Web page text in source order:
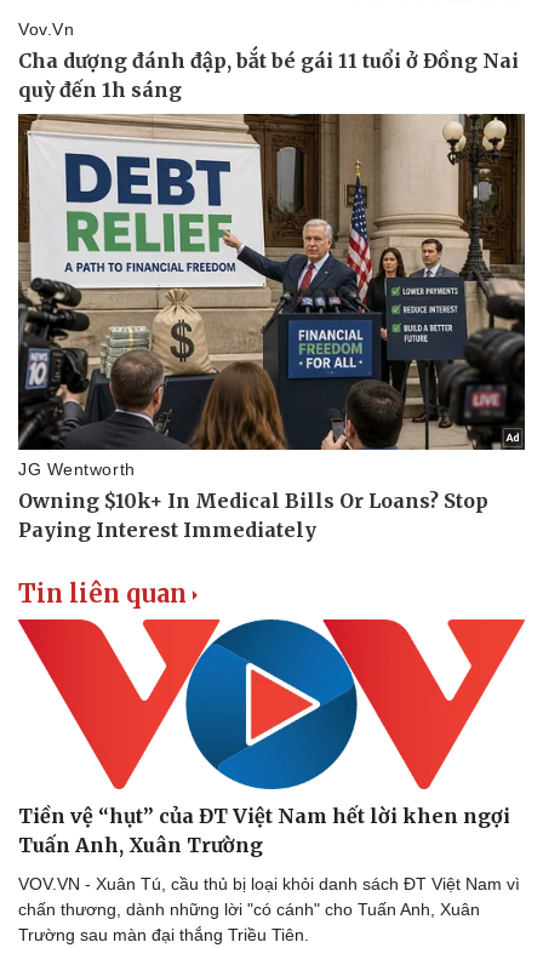
Doanh nghiệp
Thông tin doanh nghiệp
Doanh nghiệp 24h
Doanh nhân
Công nghệ
Tin Công nghệ
Trải nghiệm
Tin liên quan
Tiền vệ “hụt” của ĐT Việt Nam hết lời khen ngợi
Tuấn Anh, Xuân Trường
VOV.VN - Xuân Tú, cầu thủ bị loại khỏi danh sách ĐT Việt Nam vì
chấn thương, dành những lời "có cánh" cho Tuấn Anh, Xuân
Trường sau màn đại thắng Triều Tiên.